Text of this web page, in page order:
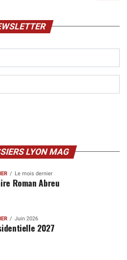
LYON MAG
Le mois dernier
Roman Abreu
Juin 2026
2027